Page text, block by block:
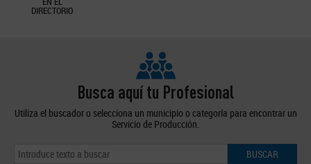
DIRECTORIO
Busca aquí tu Profesional
Utiliza el buscador o selecciona un municipio o categoría para encontrar un
Servicio de Producción.
BUSCAR